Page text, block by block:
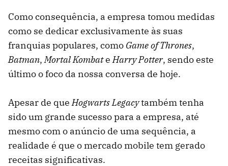
Como consequência, a empresa tomou medidas
como se dedicar exclusivamente às suas
franquias populares, como Game of Thrones,
Batman,Mortal KombateHarry Potter, sendo este
último o foco da nossa conversa de hoje.
Apesar de queHogwarts Legacytambém tenha
sido um grande sucesso para a empresa, até
mesmo com o anúncio de uma sequência, a
realidade é que o mercado mobile tem gerado
receitas significativas.